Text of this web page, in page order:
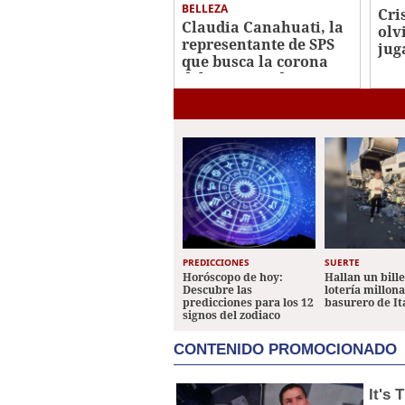
BELLEZA
Claudia Canahuati, la
representante de SPS
que busca la corona
del Miss Honduras
PREDICCIONES
Horóscopo de hoy:
Descubre las
predicciones para los 12
signos del zodiaco
SUERTE
Hallan un
lotería
basurero de
CONTENIDO PROMOCIONADO
It's